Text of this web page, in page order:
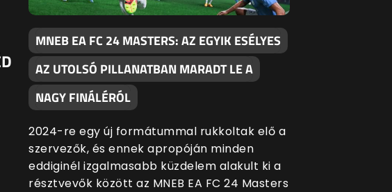
MNEB EA FC 24 MASTERS: AZ EGYIK ESÉLYES
AZ UTOLSÓ PILLANATBAN MARADT LE A
NAGY FINÁLÉRÓL
2024-re egy új formátummal rukkoltak elő a
szervezők, és ennek apropóján minden
eddiginél izgalmasabb küzdelem alakult ki a
résztvevők között az MNEB EA FC 24 Masters